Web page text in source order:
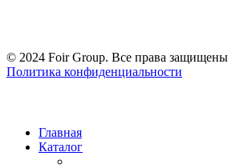
© 2024 Foir Group. Все права защищены
Политика конфиденциальности
Главная
Каталог